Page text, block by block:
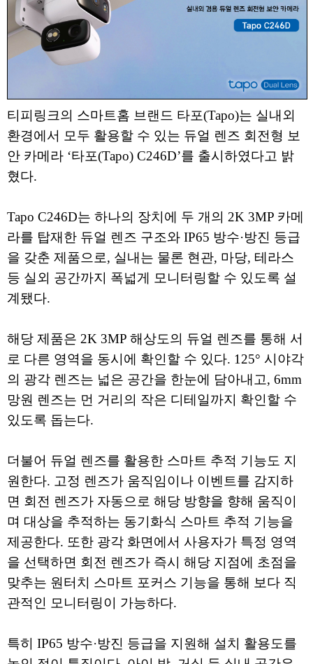
티피링크의 스마트홈 브랜드 타포(Tapo)는 실내외
환경에서 모두 활용할 수 있는 듀얼 렌즈 회전형 보
안 카메라 ‘타포(Tapo) C246D’를 출시하였다고 밝
혔다.
Tapo C246D는 하나의 장치에 두 개의 2K 3MP 카메
라를 탑재한 듀얼 렌즈 구조와 IP65 방수·방진 등급
을 갖춘 제품으로, 실내는 물론 현관, 마당, 테라스
등 실외 공간까지 폭넓게 모니터링할 수 있도록 설
계됐다.
해당 제품은 2K 3MP 해상도의 듀얼 렌즈를 통해 서
로 다른 영역을 동시에 확인할 수 있다. 125° 시야각
의 광각 렌즈는 넓은 공간을 한눈에 담아내고, 6mm
망원 렌즈는 먼 거리의 작은 디테일까지 확인할 수
있도록 돕는다.
더불어 듀얼 렌즈를 활용한 스마트 추적 기능도 지
원한다. 고정 렌즈가 움직임이나 이벤트를 감지하
면 회전 렌즈가 자동으로 해당 방향을 향해 움직이
며 대상을 추적하는 동기화식 스마트 추적 기능을
제공한다. 또한 광각 화면에서 사용자가 특정 영역
을 선택하면 회전 렌즈가 즉시 해당 지점에 초점을
맞추는 원터치 스마트 포커스 기능을 통해 보다 직
관적인 모니터링이 가능하다.
특히 IP65 방수·방진 등급을 지원해 설치 활용도를